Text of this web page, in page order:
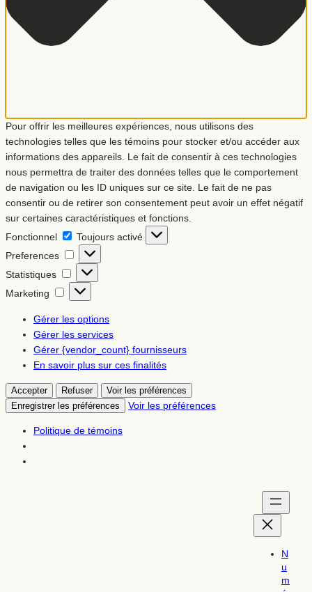
Pour offrir les meilleures expériences, nous utilisons des
technologies telles que les témoins pour stocker et/ou accéder aux
informations des appareils. Le fait de consentir à ces technologies
nous permettra de traiter des données telles que le comportement
de navigation ou les ID uniques sur ce site. Le fait de ne pas
consentir ou de retirer son consentement peut avoir un effet négatif
sur certaines caractéristiques et fonctions.
Fonctionnel
Fonctionnel
Toujours activé
Preferences
Preferences
Statistiques Statistiques
Marketing Marketing
Gérer les options
Gérer les services
Gérer {vendor_count} fournisseurs
En savoir plus sur ces finalités
Accepter Refuser
Voir les préférences
Enregistrer les préférences
Voir les préférences
Politique de témoins
N
u
m